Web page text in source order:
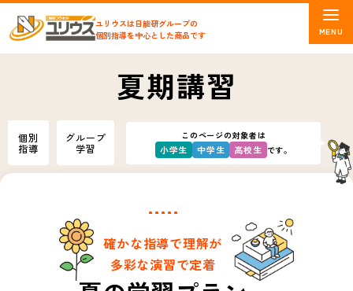
ユリウスは日能研グループの
個別指導を中心とした商品です
夏期講習
個別
指導
グループ
学習
このページの対象者は
小学生 中学生 高校生 です。
確かな指導で理解が
多彩な演習で定着